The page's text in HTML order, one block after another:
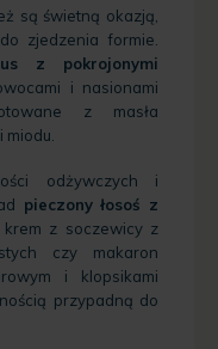
są świetną okazją,
zjedzenia formie.
z pokrojonymi
i nasionami
z masła
odżywczych i
pieczony łosoś z
krem z soczewicy z
czy makaron
i klopsikami
przypadną do